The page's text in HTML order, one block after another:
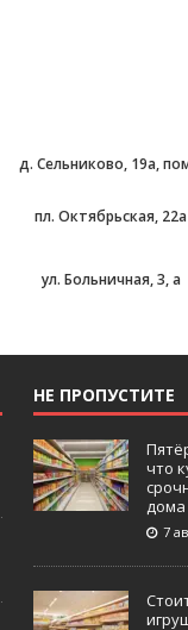
д. Сельниково, 19а,
пл. Октябрьская, 22а
ул. Больничная, 3, а
НЕ ПРОПУСТИТЕ
что
дома
7